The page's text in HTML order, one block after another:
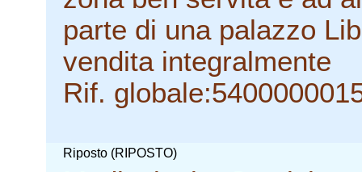
parte di una palazzo
vendita integralmente
Rif.
Riposto (RIPOSTO)